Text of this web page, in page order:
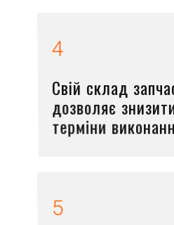
4
Свій склад
дозволяє
терміни
5